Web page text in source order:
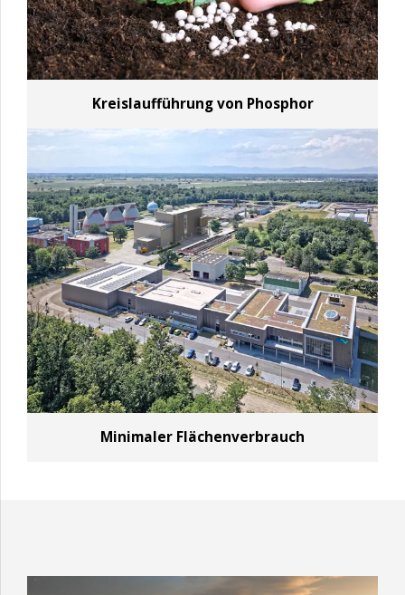
Kreislaufführung von Phosphor
Minimaler Flächenverbrauch